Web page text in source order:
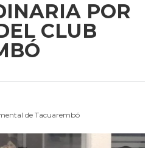
POR
CLUB
de Tacuarembó